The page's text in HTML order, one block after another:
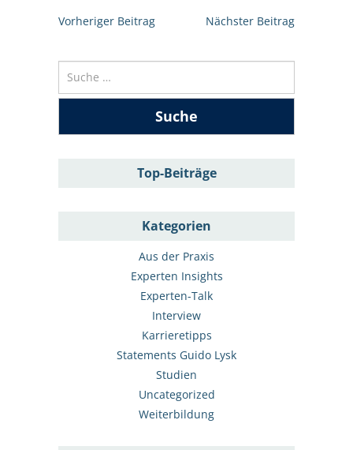
Beitrags-
Navigation
Vorheriger Beitrag Nächster Beitrag
Top-Beiträge
Kategorien
Aus der Praxis
Experten Insights
Experten-Talk
Interview
Karrieretipps
Statements Guido Lysk
Studien
Uncategorized
Weiterbildung